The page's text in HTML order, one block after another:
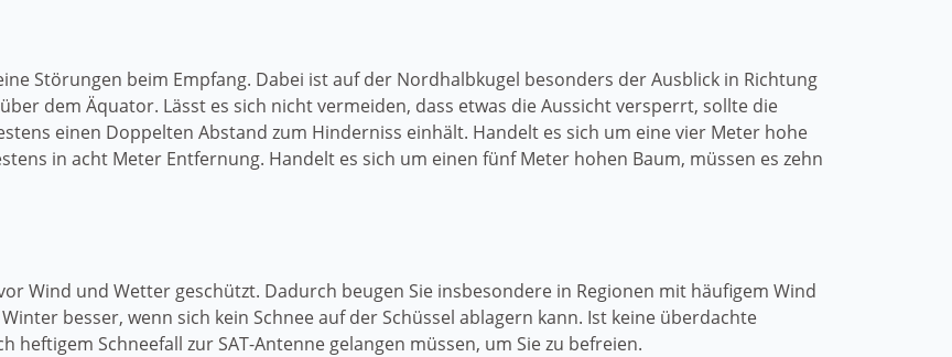
Störungen beim Empfang. Dabei ist auf der Nordhalbkugel besonders der Ausblick in Richtung
dem Äquator. Lässt es sich nicht vermeiden, dass etwas die Aussicht versperrt, sollte die
einen Doppelten Abstand zum Hinderniss einhält. Handelt es sich um eine vier Meter hohe
in acht Meter Entfernung. Handelt es sich um einen fünf Meter hohen Baum, müssen es zehn
Wind und Wetter geschützt. Dadurch beugen Sie insbesondere in Regionen mit häufigem Wind
besser, wenn sich kein Schnee auf der Schüssel ablagern kann. Ist keine überdachte
Schneefall zur SAT-Antenne gelangen müssen, um Sie zu befreien.